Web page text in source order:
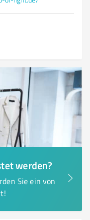
werden?
Sie ein von